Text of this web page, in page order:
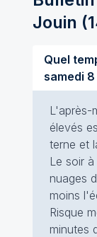
Jouin (
Quel
L'après-
élevés
terne et
Le soir
nuages
moins
Risque
minutes